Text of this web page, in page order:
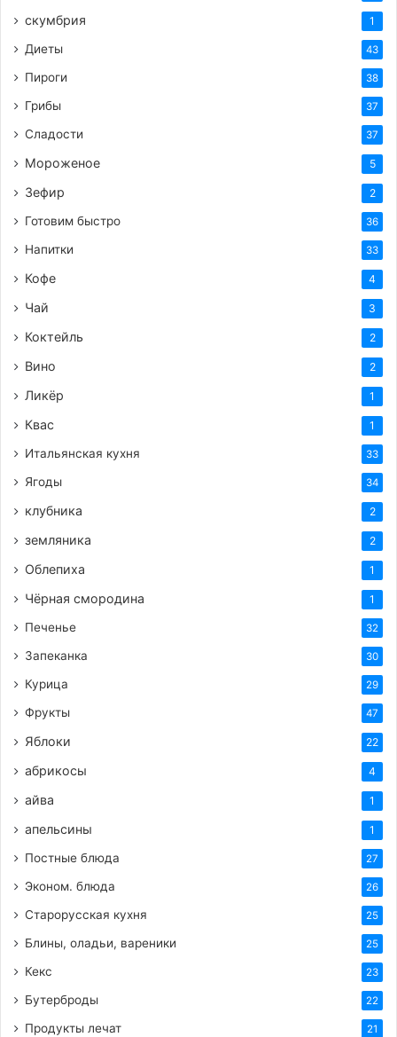
скумбрия 1
Диеты 43
Пироги 38
Грибы 37
Сладости 37
Мороженое 5
Зефир 2
Готовим быстро 36
Напитки 33
Кофе 4
Чай 3
Коктейль 2
Вино 2
Ликёр 1
Квас 1
Итальянская кухня 33
Ягоды 34
клубника 2
земляника 2
Облепиха 1
Чёрная смородина 1
Печенье 32
Запеканка 30
Курица 29
Фрукты 47
Яблоки 22
абрикосы 4
айва 1
апельсины 1
Постные блюда 27
Эконом. блюда 26
Старорусская кухня 25
Блины, оладьи, вареники 25
Кекс 23
Бутерброды 22
Продукты лечат 21